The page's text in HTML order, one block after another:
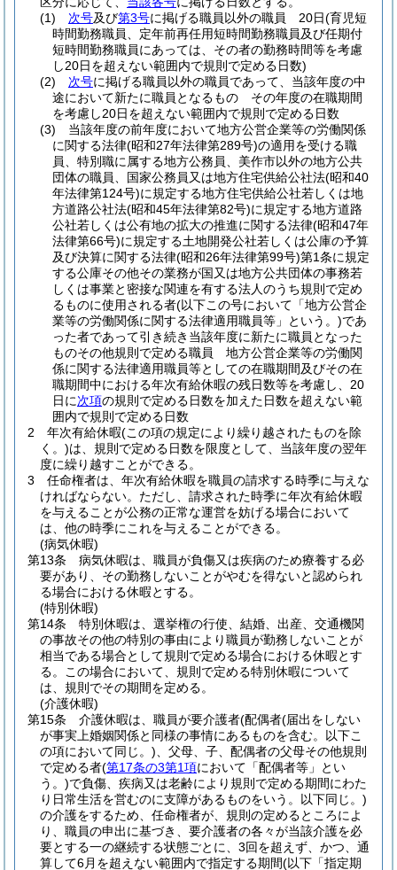
(1)
次号及び第3号に掲げる職員以外の職員 20日(育児短
時間勤務職員、定年前再任用短時間勤務職員及び任期付
短時間勤務職員にあっては、その者の勤務時間等を考慮
し20日を超えない範囲内で規則で定める日数)
(2)
次号に掲げる職員以外の職員であって、当該年度の中
途において新たに職員となるもの その年度の在職期間
を考慮し20日を超えない範囲内で規則で定める日数
(3)
当該年度の前年度において地方公営企業等の労働関係
に関する法律(昭和27年法律第289号)の適用を受ける職
員、特別職に属する地方公務員、美作市以外の地方公共
団体の職員、国家公務員又は地方住宅供給公社法(昭和40
年法律第124号)に規定する地方住宅供給公社若しくは地
方道路公社法(昭和45年法律第82号)に規定する地方道路
公社若しくは公有地の拡大の推進に関する法律(昭和47年
法律第66号)に規定する土地開発公社若しくは公庫の予算
及び決算に関する法律(昭和26年法律第99号)第1条に規定
する公庫その他その業務が国又は地方公共団体の事務若
しくは事業と密接な関連を有する法人のうち規則で定め
るものに使用される者(以下この号において「地方公営企
業等の労働関係に関する法律適用職員等」という。)であ
った者であって引き続き当該年度に新たに職員となった
ものその他規則で定める職員 地方公営企業等の労働関
係に関する法律適用職員等としての在職期間及びその在
職期間中における年次有給休暇の残日数等を考慮し、20
日に次項の規則で定める日数を加えた日数を超えない範
囲内で規則で定める日数
2
年次有給休暇(この項の規定により繰り越されたものを除
く。)は、規則で定める日数を限度として、当該年度の翌年
度に繰り越すことができる。
3
任命権者は、年次有給休暇を職員の請求する時季に与えな
ければならない。 ただし、請求された時季に年次有給休暇
を与えることが公務の正常な運営を妨げる場合において
は、他の時季にこれを与えることができる。
(病気休暇)
第13条
病気休暇は、職員が負傷又は疾病のため療養する必
要があり、その勤務しないことがやむを得ないと認められ
る場合における休暇とする。
(特別休暇)
第14条
特別休暇は、選挙権の行使、結婚、出産、交通機関
の事故その他の特別の事由により職員が勤務しないことが
相当である場合として規則で定める場合における休暇とす
る。
この場合において、規則で定める特別休暇について
は、規則でその期間を定める。
(介護休暇)
第15条
介護休暇は、職員が要介護者(配偶者(届出をしない
が事実上婚姻関係と同様の事情にあるものを含む。以下こ
の項において同じ。) 、父母、子、配偶者の父母その他規則
で定める者(第17条の3第1項において「配偶者等」とい
う。)で負傷、疾病又は老齢により規則で定める期間にわた
り日常生活を営むのに支障があるものをいう。以下同じ。)
の介護をするため、任命権者が、規則の定めるところによ
り、職員の申出に基づき、要介護者の各々が当該介護を必
要とする一の継続する状態ごとに、3回を超えず、かつ、通
算して6月を超えない範囲内で指定する期間(以下「指定期